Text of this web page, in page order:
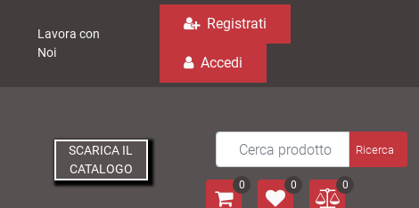
Lavora con
Noi
Registrati
Accedi
SCARICA IL
CATALOGO
0 0 0